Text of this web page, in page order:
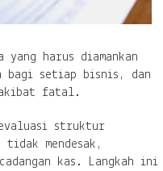
harus diamankan
bagi setiap bisnis, dan
fatal.
struktur
tidak mendesak,
kas. Langkah ini